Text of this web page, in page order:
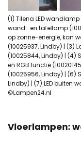
(1) Tilena LED
wand- en tafellamp
op zonne-energie, kan
(10025937, Lindby) | (3)
(10025844, Lindby) | (4)
en RGB functie
(10025956, Lindby) | (6)
Lindby) | (7) LED buiten
©Lampen24.nl
Vloerlampen: